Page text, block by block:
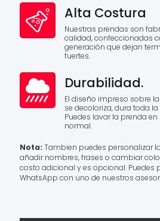
Alta Costura
Nuestras prendas son
calidad, confeccionadas
generación que dejan
fuertes.
Durabilidad.
El diseño impreso sobre
se decoloriza, dura toda
Puedes lavar la prenda
normal.
Nota: Tambien puedes personalizar
añadir nombres, frases o cambiar
costo adicional y es opcional. Puedes
WhatsApp con uno de nuestros